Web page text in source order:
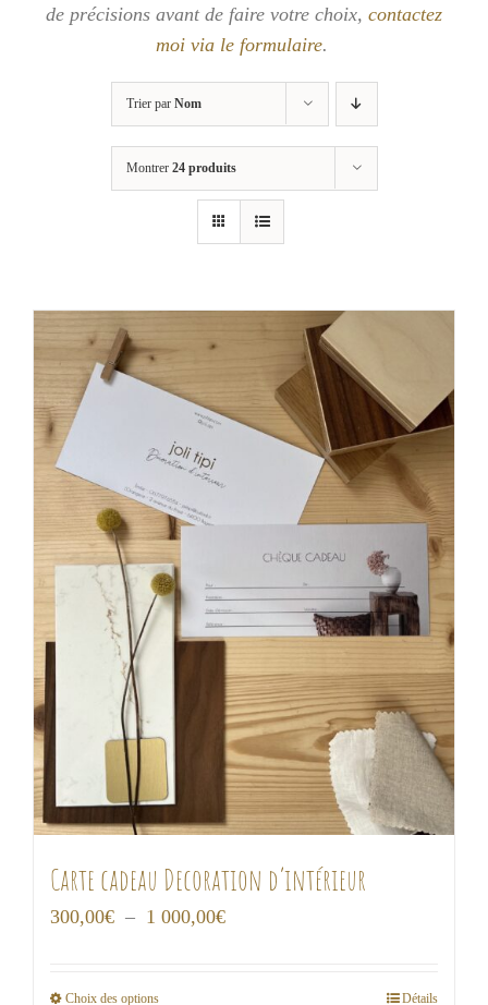
de précisions avant de faire votre choix, contactez
moi via le formulaire.
Trier par Nom
Montrer 24 produits
Carte cadeau Decoration d’intérieur
300,00€ – 1 000,00€Plage
Choix des options Détails